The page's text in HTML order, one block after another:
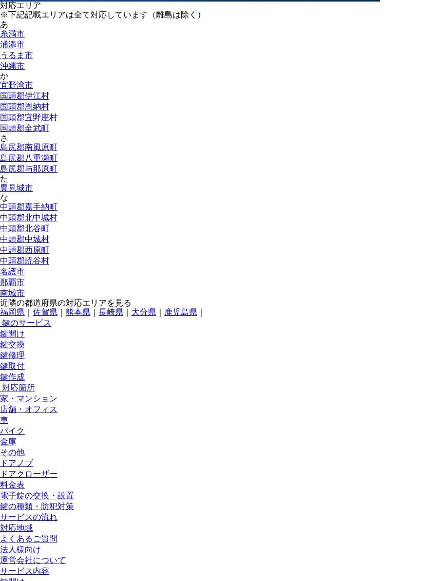
対応エリア
※下記記載エリアは全て対応しています（離島は除く）
あ
糸満市
浦添市
うるま市
沖縄市
か
宜野湾市
国頭郡伊江村
国頭郡恩納村
国頭郡宜野座村
国頭郡金武町
さ
島尻郡南風原町
島尻郡八重瀬町
島尻郡与那原町
た
豊見城市
な
中頭郡嘉手納町
中頭郡北中城村
中頭郡北谷町
中頭郡中城村
中頭郡西原町
中頭郡読谷村
名護市
那覇市
南城市
近隣の都道府県の対応エリアを見る
福岡県
佐賀県 熊本県 長崎県 大分県 鹿児島県
鍵のサービス
鍵開け
鍵交換
鍵修理
鍵取付
鍵作成
対応箇所
家・マンション
店舗・オフィス
車
バイク
金庫
その他
ドアノブ
ドアクローザー
料金表
電子錠の交換・設置
鍵の種類・防犯対策
サービスの流れ
対応地域
よくあるご質問
法人様向け
運営会社について
サービス内容